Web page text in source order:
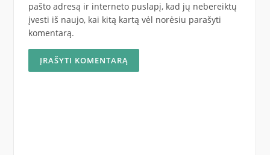
pašto adresą ir interneto puslapį, kad jų nebereiktų
įvesti iš naujo, kai kitą kartą vėl norėsiu parašyti
komentarą.